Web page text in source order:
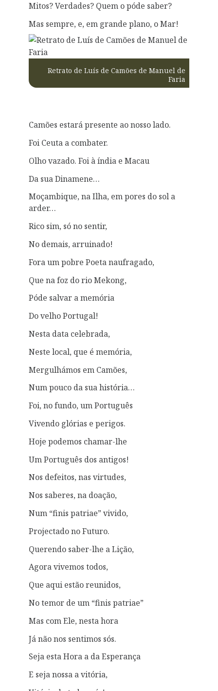
Mitos? Verdades? Quem o póde saber?
Mas sempre, e, em grande plano, o Mar!
Retrato de Luís de Camões de Manuel de
Faria
Camões estará presente ao nosso lado.
Foi Ceuta a combater.
Olho vazado. Foi à índia e Macau
Da sua Dinamene…
Moçambique, na Ilha, em pores do sol a
arder…
Rico sim, só no sentir,
No demais, arruinado!
Fora um pobre Poeta naufragado,
Que na foz do rio Mekong,
Póde salvar a memória
Do velho Portugal!
Nesta data celebrada,
Neste local, que é memória,
Mergulhámos em Camões,
Num pouco da sua história…
Foi, no fundo, um Português
Vivendo glórias e perigos.
Hoje podemos chamar-lhe
Um Português dos antigos!
Nos defeitos, nas virtudes,
Nos saberes, na doação,
Num “finis patriae” vivido,
Projectado no Futuro.
Querendo saber-lhe a Lição,
Agora vivemos todos,
Que aqui estão reunidos,
No temor de um “finis patriae”
Mas com Ele, nesta hora
Já não nos sentimos sós.
Seja esta Hora a da Esperança
E seja nossa a vitória,